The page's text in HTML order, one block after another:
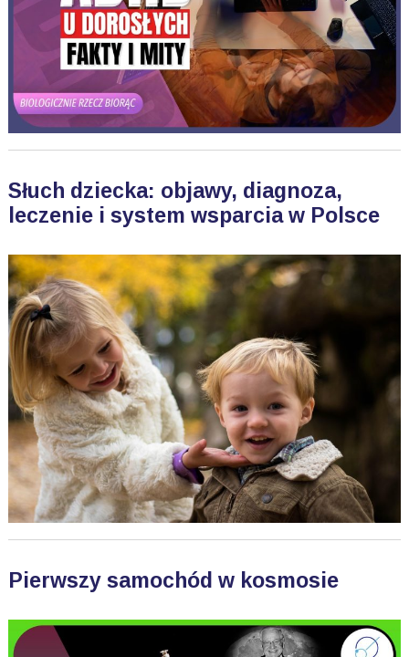
Słuch dziecka: objawy, diagnoza,
leczenie i system wsparcia w Polsce
Pierwszy samochód w kosmosie